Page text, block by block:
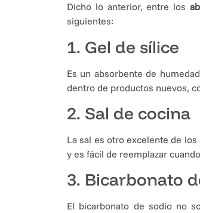
Dicho lo anterior, entre los
siguientes:
1. Gel de sílice
Es un absorbente de
dentro de productos nuevos,
2. Sal de cocina
La sal es otro excelente de
y es fácil de reemplazar
3. Bicarbonato
El bicarbonato de sodio no